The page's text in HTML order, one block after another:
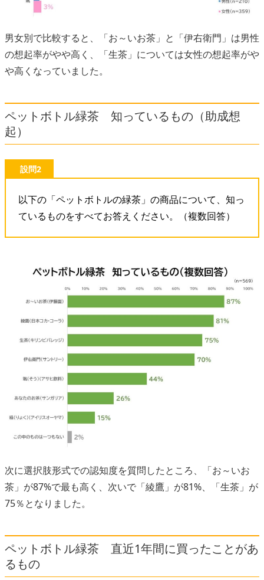
男女別で比較すると、「お～いお茶」と「伊右衛門」は男性
の想起率がやや高く、「生茶」については女性の想起率がや
や高くなっていました。
ペットボトル緑茶 知っているもの（助成想
起）
設問2
以下の「ペットボトルの緑茶」の商品について、知っ
ているものをすべてお答えください。（複数回答）
次に選択肢形式での認知度を質問したところ、「お～いお
茶」が87%で最も高く、次いで「綾鷹」が81%、「生茶」が
75％となりました。
ペットボトル緑茶 直近1年間に買ったことがあ
るもの